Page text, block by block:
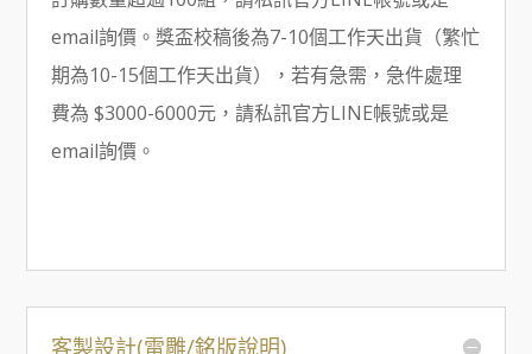
email詢價。獎盃校稿後為7-10個工作天出貨（繁忙
期為10-15個工作天出貨），若有急需，急件處理
費為 $3000-6000元，請私訊官方LINE帳號或是
email詢價。
客製設計(雷雕/銘版說明)